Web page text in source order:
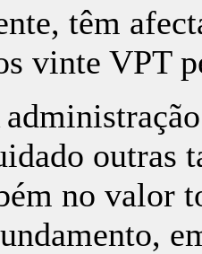
têm
vinte VPT
outras
no valor